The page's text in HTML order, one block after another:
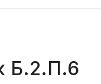
Б.2.П.6